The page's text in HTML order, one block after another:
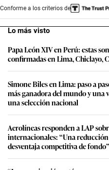
Conforme a los criterios de
Lo más visto
Papa León XIV en Perú: estas
confirmadas en Lima, Chiclayo,
Simone Biles en Lima: paso a
más ganadora del mundo y una
una selección nacional
Aerolíneas responden a LAP
internacionales: “Una
desventaja competitiva de fondo”